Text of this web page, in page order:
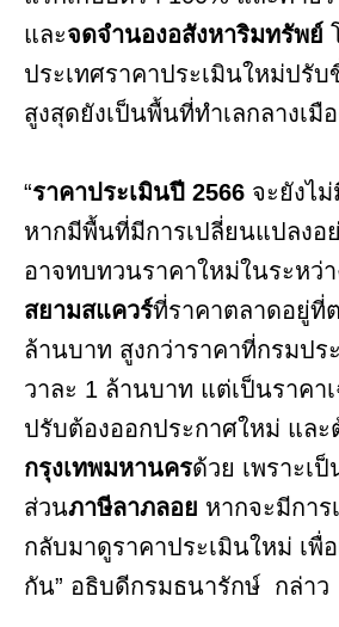
และจดจำนองอสังหาริมทรัพย์
ประเทศราคาประเมินใหม่ปรับ
สูงสุดยังเป็นพื้นที่ทำเลกลางเมื
“ราคาประเมินปี 2566 จะยังไ
หากมีพื้นที่มีการเปลี่ยนแปลงอ
อาจทบทวนราคาใหม่ในระหว่
สยามสแควร์ที่ราคาตลาดอยู่ที่
ล้านบาท สูงกว่าราคาที่กรมปร
วาละ 1 ล้านบาท แต่เป็นราคา
ปรับต้องออกประกาศใหม่ และ
กรุงเทพมหานครด้วย เพราะเป็
ส่วนภาษีลาภลอย หากจะมีกา
กลับมาดูราคาประเมินใหม่ เพื่
กัน” อธิบดีกรมธนารักษ์ กล่าว